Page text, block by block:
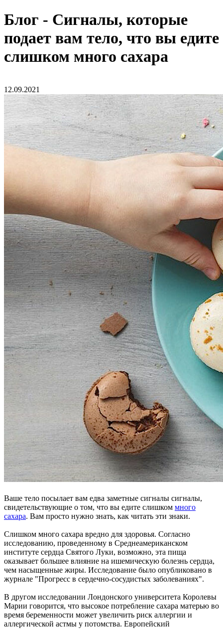
Блог - Сигналы, которые
подает вам тело, что вы едите
слишком много сахара
12.09.2021
Ваше тело посылает вам едва заметные сигналы сигналы,
свидетельствующие о том, что вы едите слишком много
сахара. Вам просто нужно знать, как читать эти знаки.
Слишком много сахара вредно для здоровья. Согласно
исследованию, проведенному в Среднеамериканском
институте сердца Святого Луки, возможно, эта пища
оказывает большее влияние на ишемическую болезнь сердца,
чем насыщенные жиры. Исследование было опубликовано в
журнале "Прогресс в сердечно-сосудистых заболеваниях".
В другом исследовании Лондонского университета Королевы
Марии говорится, что высокое потребление сахара матерью во
время беременности может увеличить риск аллергии и
аллергической астмы у потомства. Европейский